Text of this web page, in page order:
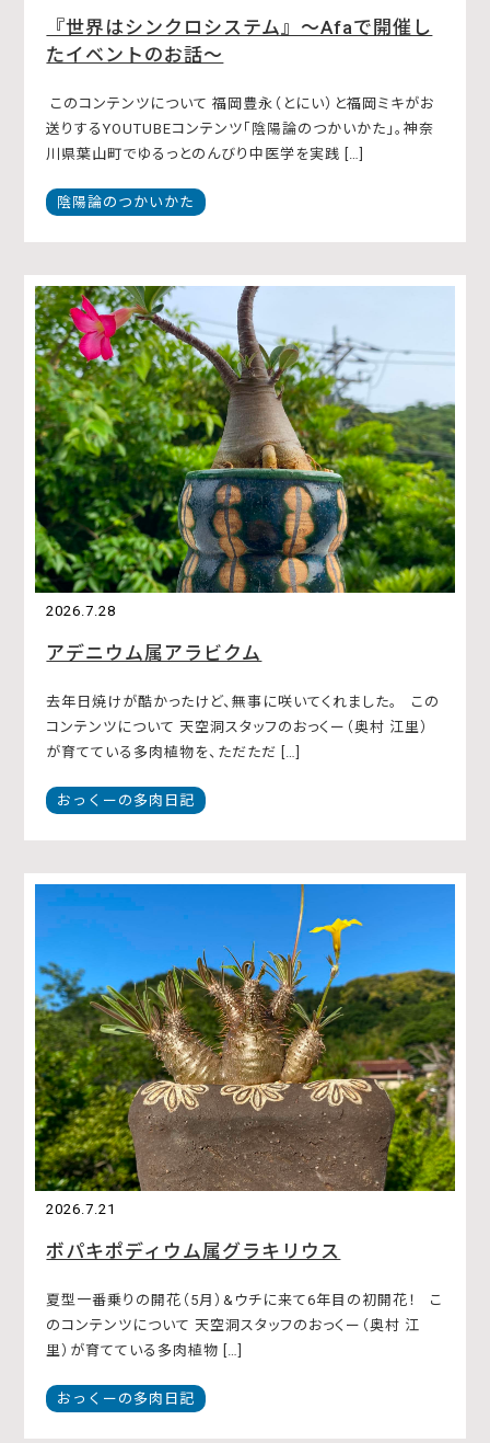
『世界はシンクロシステム』〜Afaで開催し
たイベントのお話〜
このコンテンツについて 福岡豊永（とにい）と福岡ミキがお
送りするYOUTUBEコンテンツ「陰陽論のつかいかた」。神奈
川県葉山町でゆるっとのんびり中医学を実践 […]
陰陽論のつかいかた
2026.7.28
アデニウム属アラビクム
去年日焼けが酷かったけど、無事に咲いてくれました。 この
コンテンツについて 天空洞スタッフのおっくー（奥村 江里）
が育てている多肉植物を、ただただ […]
おっくーの多肉日記
2026.7.21
ボパキポディウム属グラキリウス
夏型一番乗りの開花（5月）&ウチに来て6年目の初開花！ こ
のコンテンツについて 天空洞スタッフのおっくー（奥村 江
里）が育てている多肉植物 […]
おっくーの多肉日記